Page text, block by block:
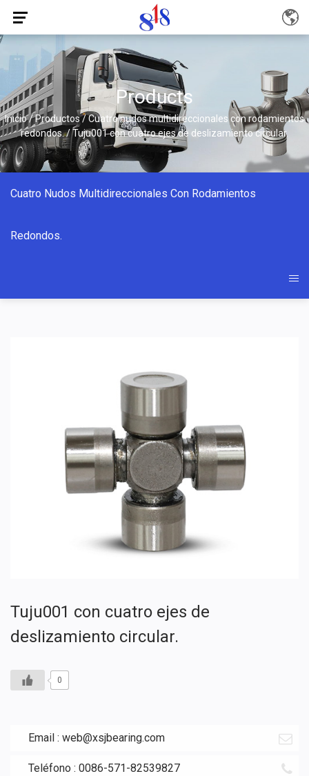
Products
Inicio/Productos/Cuatro nudos multidireccionales con rodamientos
redondos./Tuju001 con cuatro ejes de deslizamiento circular.
Cuatro Nudos Multidireccionales Con Rodamientos
Redondos.
Tuju001 con cuatro ejes de
deslizamiento circular.
0
Email : web@xsjbearing.com
Teléfono : 0086-571-82539827